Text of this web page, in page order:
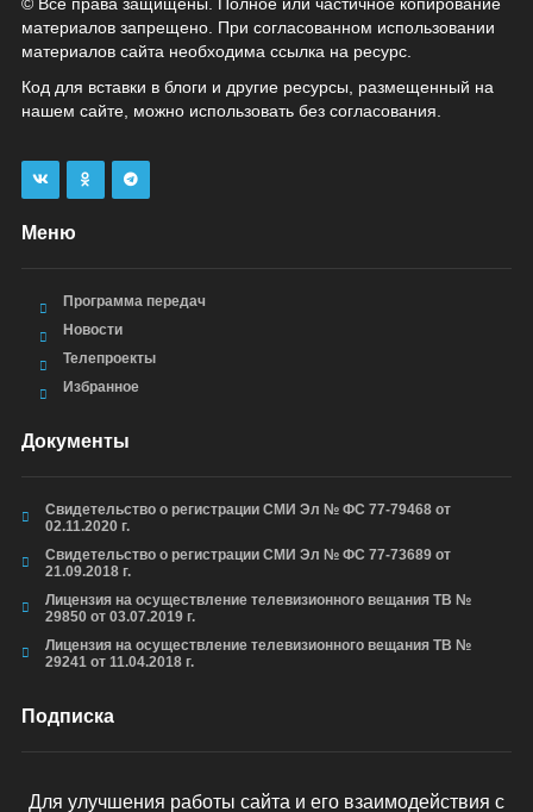
материалов запрещено. При согласованном использовании
материалов сайта необходима ссылка на ресурс.
Код для вставки в блоги и другие ресурсы, размещенный на
нашем сайте, можно использовать без согласования.
Меню
Программа передач
Новости
Телепроекты
Избранное
Документы
Свидетельство о регистрации СМИ Эл № ФС 77-79468 от
02.11.2020 г.
Свидетельство о регистрации СМИ Эл № ФС 77-73689 от
21.09.2018 г.
Лицензия на осуществление телевизионного вещания ТВ №
29850 от 03.07.2019 г.
Лицензия на осуществление телевизионного вещания ТВ №
29241 от 11.04.2018 г.
Подписка
Для улучшения работы сайта и его взаимодействия с